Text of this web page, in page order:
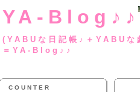
YA-Blog♪♪
(YABUな日記
＝YA-Blog♪♪
COUNTER